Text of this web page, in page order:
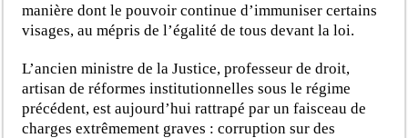
manière dont le pouvoir continue d’immuniser certains
visages, au mépris de l’égalité de tous devant la loi.
L’ancien ministre de la Justice, professeur de droit,
artisan de réformes institutionnelles sous le régime
précédent, est aujourd’hui rattrapé par un faisceau de
charges extrêmement graves : corruption sur des